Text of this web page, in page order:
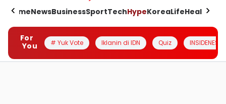
HomeNewsBusinessSportTechHypeKoreaLifeHealth
For
You
# Yuk Vote Iklanin di IDN Quiz INSIDENESIA